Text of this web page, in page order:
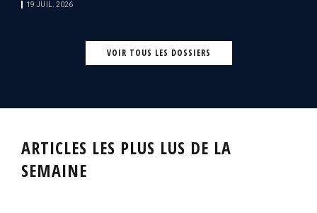
19 JUIL. 2026
VOIR TOUS LES DOSSIERS
ARTICLES LES PLUS LUS DE LA
SEMAINE